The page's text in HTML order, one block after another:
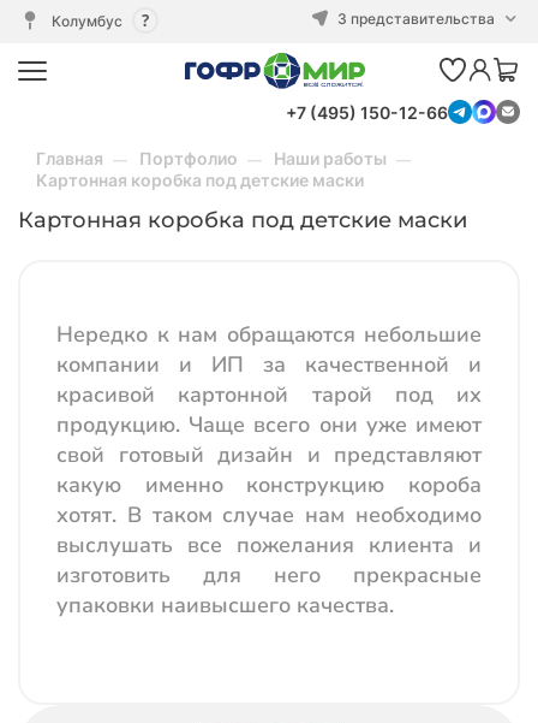
Колумбус 3 представительства
+7 (495) 150-12-66
Главная Портфолио
Наши работы
Картонная коробка под детские маски
Картонная коробка под детские маски
Нередко к нам обращаются небольшие
компании и ИП за качественной и
красивой картонной тарой под их
продукцию. Чаще всего они уже имеют
свой готовый дизайн и представляют
какую именно конструкцию короба
хотят. В таком случае нам необходимо
выслушать все пожелания клиента и
изготовить для него прекрасные
упаковки наивысшего качества.